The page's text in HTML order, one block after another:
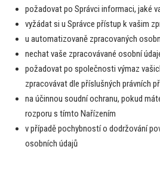
požadovat po Správci informaci, jaké
vyžádat si u Správce přístup k vašim
u automatizovaně zpracovaných
nechat vaše zpracovávané osobní
požadovat po společnosti výmaz
zpracovávat dle příslušných právních
na účinnou soudní ochranu, pokud
rozporu s tímto Nařízením
v případě pochybností o dodržování
osobních údajů